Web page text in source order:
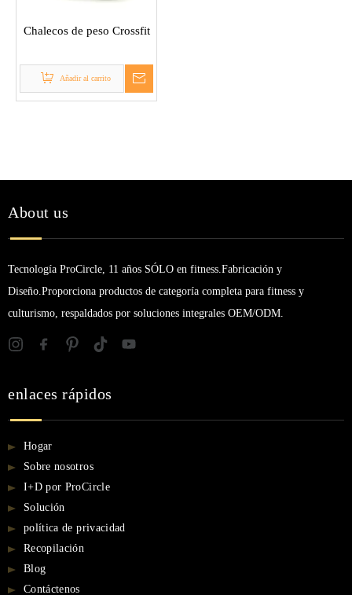
Chalecos de peso Crossfit
Añadir al carrito
About us
Tecnología ProCircle, 11 años SÓLO en fitness.Fabricación y
Diseño.Proporciona productos de categoría completa para fitness y
culturismo, respaldados por soluciones integrales OEM/ODM.
enlaces rápidos
Hogar
Sobre nosotros
I+D por ProCircle
Solución
política de privacidad
Recopilación
Blog
Contáctenos